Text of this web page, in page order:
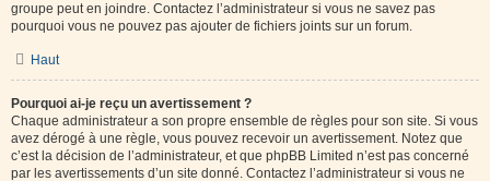
groupe peut en joindre. Contactez l’administrateur si vous ne savez pas
pourquoi vous ne pouvez pas ajouter de fichiers joints sur un forum.
Haut
Pourquoi ai-je reçu un avertissement ?
Chaque administrateur a son propre ensemble de règles pour son site. Si vous
avez dérogé à une règle, vous pouvez recevoir un avertissement. Notez que
c’est la décision de l’administrateur, et que phpBB Limited n’est pas concerné
par les avertissements d’un site donné. Contactez l’administrateur si vous ne